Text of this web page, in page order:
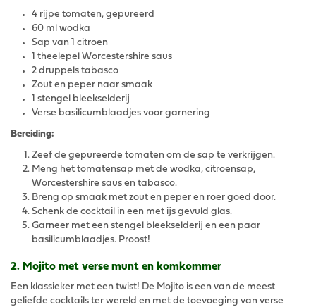
4 rijpe tomaten, gepureerd
60 ml wodka
Sap van 1 citroen
1 theelepel Worcestershire saus
2 druppels tabasco
Zout en peper naar smaak
1 stengel bleekselderij
Verse basilicumblaadjes voor garnering
Bereiding:
Zeef de gepureerde tomaten om de sap te verkrijgen.
Meng het tomatensap met de wodka, citroensap,
Worcestershire saus en tabasco.
Breng op smaak met zout en peper en roer goed door.
Schenk de cocktail in een met ijs gevuld glas.
Garneer met een stengel bleekselderij en een paar
basilicumblaadjes. Proost!
2. Mojito met verse munt en komkommer
Een klassieker met een twist! De Mojito is een van de meest
geliefde cocktails ter wereld en met de toevoeging van verse